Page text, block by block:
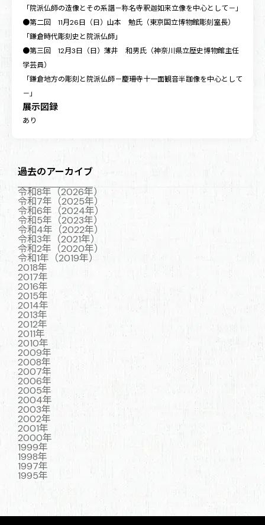
「院派仏師の造像とその系譜－称名寺釈迦如来立像を中心として－」
●第二回 11月26日（日）山本 勉氏（東京国立博物館彫刻室長）
「鎌倉時代彫刻史と院派仏師」
●第三回 12月3日（日）薄井 和男氏（神奈川県立歴史博物館主任
学芸員）
「鎌倉地方の彫刻と院派仏師－慶珊寺十一面観音半跏像を中心として
－」
展示図録
あり
過去のアーカイブ
令和8年（2026年）
令和7年（2025年）
令和6年（2024年）
令和5年（2023年）
令和4年（2022年）
令和3年（2021年）
令和2年（2020年）
令和1年（2019年）
2018年
2017年
2016年
2015年
2014年
2013年
2012年
2011年
2010年
2009年
2008年
2007年
2006年
2005年
2004年
2003年
2002年
2001年
2000年
1999年
1998年
1997年
1995年